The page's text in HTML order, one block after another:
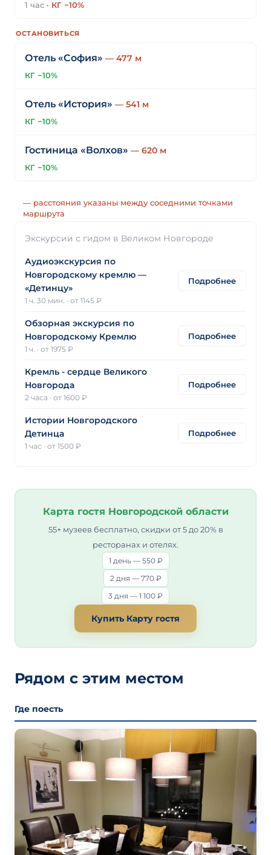
1 час · КГ −10%
ОСТАНОВИТЬСЯ
Отель «София» — 477 м
КГ −10%
Отель «История» — 541 м
КГ −10%
Гостиница «Волхов» — 620 м
КГ −10%
— расстояния указаны между соседними точками
маршрута
Экскурсии с гидом в Великом Новгороде
Аудиоэкскурсия по
Новгородскому кремлю —
«Детинцу»
1 ч. 30 мин. · от 1145 ₽
Подробнее
Обзорная экскурсия по
Новгородскому Кремлю
1 ч. · от 1975 ₽
Подробнее
Кремль - сердце Великого
Новгорода
2 часа · от 1600 ₽
Подробнее
Истории Новгородского
Детинца
1 час · от 1500 ₽
Подробнее
Карта гостя Новгородской области
55+ музеев бесплатно, скидки от 5 до 20% в
ресторанах и отелях.
1 день — 550 ₽
2 дня — 770 ₽
3 дня — 1 100 ₽
Купить Карту гостя
Рядом с этим местом
Где поесть